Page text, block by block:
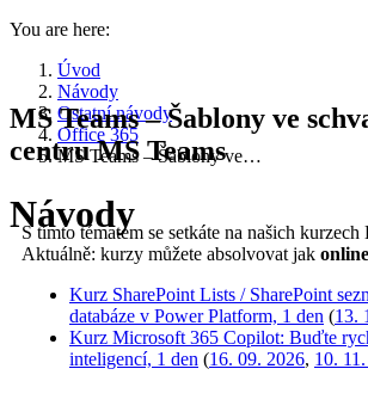
You are here:
Úvod
Návody
Ostatní návody
Office 365
MS Teams – Šablony ve…
Návody
MS Teams – Šablony ve
centru MS Teams
S tímto tématem se setkáte na našich
Aktuálně: kurzy můžete absolvovat jak online
Kurz SharePoint Lists / SharePoint
databáze v Power Platform, 1 den (13.
Kurz Microsoft 365 Copilot: Buďte
inteligencí, 1 den (16. 09. 2026, 10.